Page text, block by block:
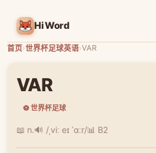
HiWord
首页›世界杯足球英语›VAR
VAR
⚽ 世界杯足球
📖 n.🔊 /ˌviː eɪ ˈɑːr/📊 B2